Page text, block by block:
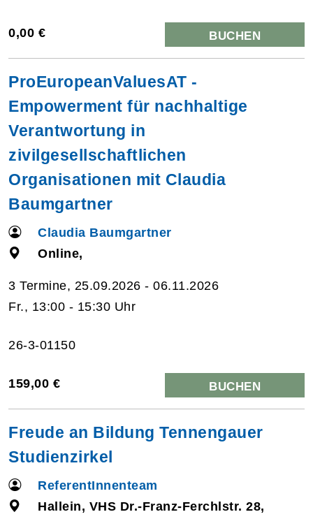
0,00 € BUCHEN
ProEuropeanValuesAT -
Empowerment für nachhaltige
Verantwortung in
zivilgesellschaftlichen
Organisationen mit Claudia
Baumgartner
Claudia Baumgartner
Online,
3 Termine, 25.09.2026 - 06.11.2026
Fr., 13:00 - 15:30 Uhr
26-3-01150
159,00 € BUCHEN
Freude an Bildung Tennengauer
Studienzirkel
ReferentInnenteam
Hallein, VHS Dr.-Franz-Ferchlstr. 28,